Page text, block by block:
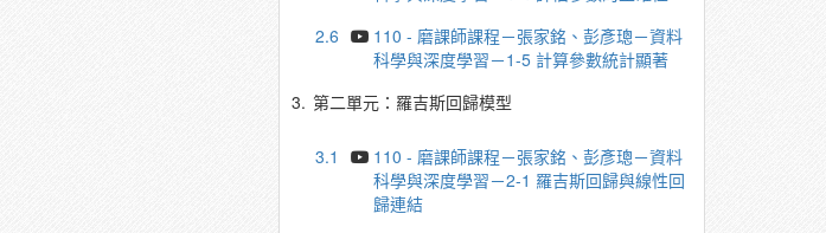
2.6
110 - 磨課師課程－張家銘、彭彥璁－資料
科學與深度學習－1-5 計算參數統計顯著
3. 第二單元：羅吉斯回歸模型
3.1
110 - 磨課師課程－張家銘、彭彥璁－資料
科學與深度學習－2-1 羅吉斯回歸與線性回
歸連結